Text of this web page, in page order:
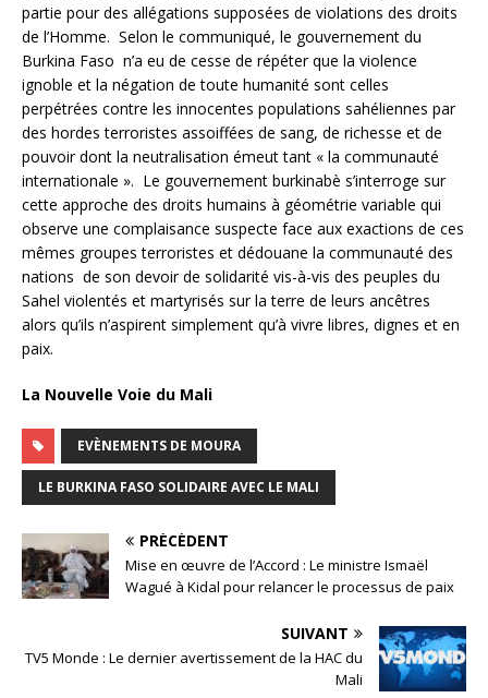
partie pour des allégations supposées de violations des droits
de l’Homme. Selon le communiqué, le gouvernement du
Burkina Faso n’a eu de cesse de répéter que la violence
ignoble et la négation de toute humanité sont celles
perpétrées contre les innocentes populations sahéliennes par
des hordes terroristes assoiffées de sang, de richesse et de
pouvoir dont la neutralisation émeut tant « la communauté
internationale ». Le gouvernement burkinabè s’interroge sur
cette approche des droits humains à géométrie variable qui
observe une complaisance suspecte face aux exactions de ces
mêmes groupes terroristes et dédouane la communauté des
nations de son devoir de solidarité vis-à-vis des peuples du
Sahel violentés et martyrisés sur la terre de leurs ancêtres
alors qu’ils n’aspirent simplement qu’à vivre libres, dignes et en
paix.
La Nouvelle Voie du Mali
EVÈNEMENTS DE MOURA
LE BURKINA FASO SOLIDAIRE AVEC LE MALI
PRÉCÉDENT
Mise en œuvre de l’Accord : Le ministre Ismaël
Wagué à Kidal pour relancer le processus de paix
SUIVANT
TV5 Monde : Le dernier avertissement de la HAC du
Mali